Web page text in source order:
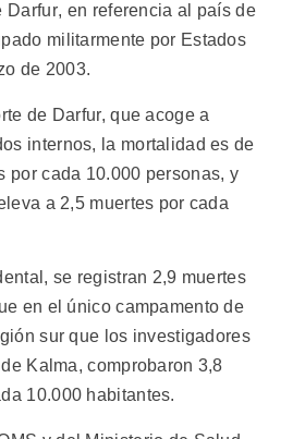
en referencia al país de
militarmente por Estados
de 2003.
de Darfur, que acoge a
internos, la mortalidad es de
por cada 10.000 personas, y
a 2,5 muertes por cada
se registran 2,9 muertes
en el único campamento de
sur que los investigadores
Kalma, comprobaron 3,8
10.000 habitantes.